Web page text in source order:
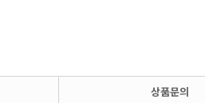
상품문의